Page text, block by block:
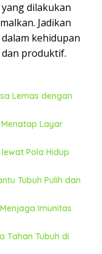
dilakukan
Jadikan
kehidupan
produktif.
Lemas dengan
Menatap Layar
Pola Hidup
Tubuh Pulih dan
Imunitas
Tahan Tubuh di